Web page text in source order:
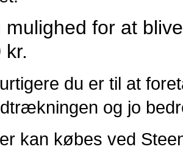
mulighed for at
kr.
du er til at
og jo
kan købes ved